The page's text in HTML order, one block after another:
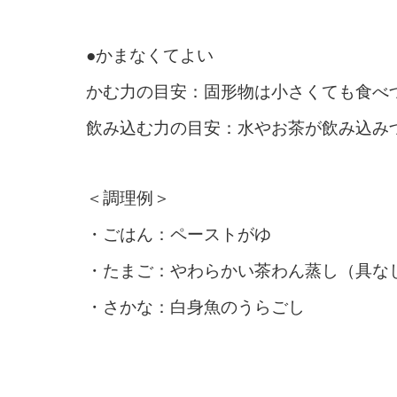
●かまなくてよい
かむ力の目安：固形物は小さくても食べ
飲み込む力の目安：水やお茶が飲み込み
＜調理例＞
・ごはん：ペーストがゆ
・たまご：やわらかい茶わん蒸し（具な
・さかな：白身魚のうらごし